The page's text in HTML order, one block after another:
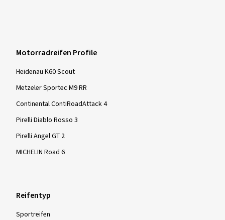
Motorradreifen Profile
Heidenau K60 Scout
Metzeler Sportec M9 RR
Continental ContiRoadAttack 4
Pirelli Diablo Rosso 3
Pirelli Angel GT 2
MICHELIN Road 6
Reifentyp
Sportreifen